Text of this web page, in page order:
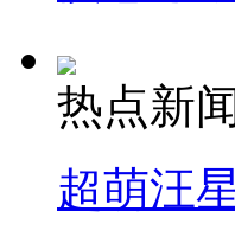
热点新
超萌汪